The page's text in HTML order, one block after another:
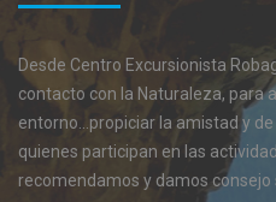
Desde Centro Excursionista
contacto con la Naturaleza, para
entorno...propiciar la amistad y
quienes participan en las
recomendamos y damos